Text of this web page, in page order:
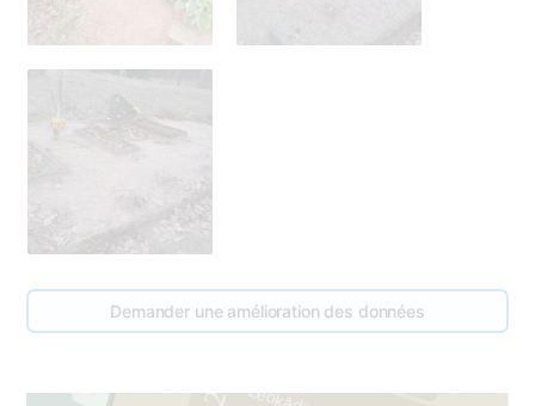
Demander une amélioration des données
309
2
3